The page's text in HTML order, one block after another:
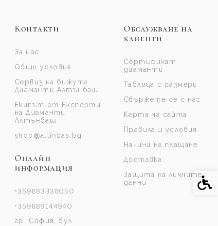
Контакти
За нас
Общи условия
Сервиз на бижута
Диаманти Алтънбаш
Екипът от Експерти
на Диаманти
Алтънбаш
shop@altinbas.bg
Онлайн
информация
+359883336050
+359889144940
гр. София, бул.
Обслужване на
клиенти
Сертификат
диаманти
Таблица с размери
Свържете се с нас
Карта на сайта
Правила и условия
Начини на плащане
Доставка
Защита на личните
данни